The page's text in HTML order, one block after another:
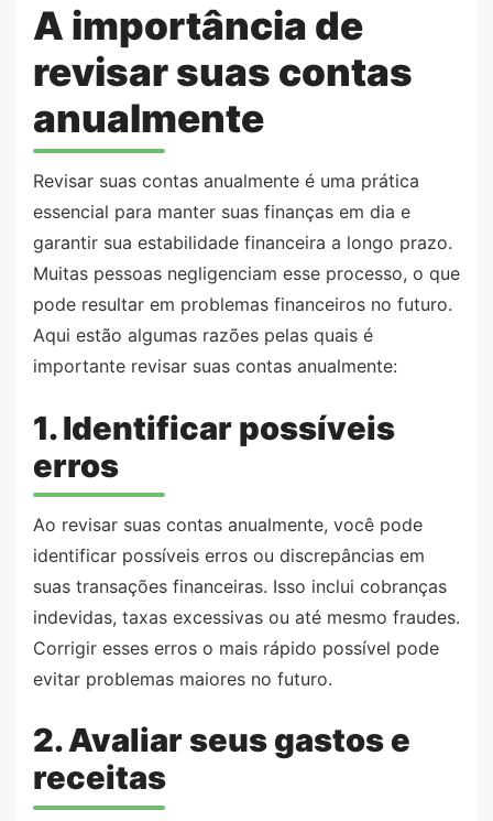
A importância de
revisar suas contas
anualmente
Revisar suas contas anualmente é uma prática
essencial para manter suas finanças em dia e
garantir sua estabilidade financeira a longo prazo.
Muitas pessoas negligenciam esse processo, o que
pode resultar em problemas financeiros no futuro.
Aqui estão algumas razões pelas quais é
importante revisar suas contas anualmente:
1. Identificar possíveis
erros
Ao revisar suas contas anualmente, você pode
identificar possíveis erros ou discrepâncias em
suas transações financeiras. Isso inclui cobranças
indevidas, taxas excessivas ou até mesmo fraudes.
Corrigir esses erros o mais rápido possível pode
evitar problemas maiores no futuro.
2. Avaliar seus gastos e
receitas